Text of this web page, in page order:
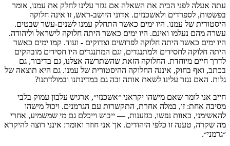
עתה אעלה לפני הבית את השאלה אם נגזר עלינו לחלק את עמנו, אומר
בפשטות, לספרדים ולאשכנזים. אדוני היושב-ראש, זו אינה חלוקה
היסטורית של עמנו. היו ימים כאשר התחלק עמנו לשנים-עשר שבטים.
עשרה מהם נעלמו ואינם. היו ימים כאשר היתה חלוקה לישראל וליהודה.
היו ימים כאשר היתה חלוקה לפרושים וצדוקים - ועוד. קמו ימים כאשר
היתה חלוקה לחסידים ולמתנגדים, וגם המתנגדים היו חסידים מובהקים
לדרך חיים מיוחדת. החלוקה הזאת שהשתרשה אצלנו, גם בדיבור, גם
בכתב, ואף בחוק, איננה החלוקה ההיסטורית של עמנו. גם היא תוצאה של
גלות. האם נגזר עלינו לשאת אותה ובה גם במדינתנו ובמולדתנו?
חייב אני לומר שאם מישהו יקראני ״אשכנזי״, ארגיש עלבון עמוק בלבי
מסיבה אחת: זו, במלה אחרת, התקשרות עם הגרמנים. ויכול מישהו
להאשימני, כאוות נפשו, בגזענות, — ייבוש וייכלם גם מי שמשמיע, אחרי
מה שקרה, טענה זו כלפי היהודים. אך אני חוזר ואומר: אינני רוצה להיקרא
״גרמני״.